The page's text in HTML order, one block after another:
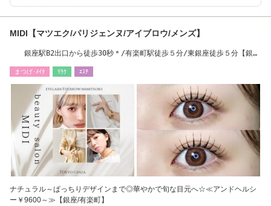
MIDI【マツエク/パリジェンヌ/アイブロウ/メンズ】
銀座駅B2出口から徒歩30秒＊/有楽町駅徒歩５分/東銀座徒歩５分【銀
まつげ･ﾒｲｸ ﾘﾗｸ ｴｽﾃ
ナチュラル～ぱっちりデザインまで◎華やかで旬な目元へ☆≪アンドヘルシ
ー￥9600～≫【銀座/有楽町】